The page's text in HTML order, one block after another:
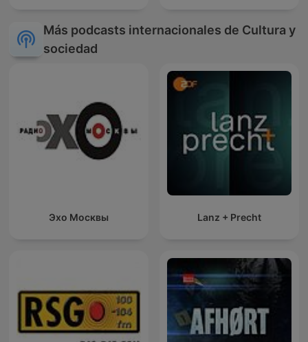
Más podcasts internacionales de Cultura y
sociedad
Эхо Москвы Lanz + Precht